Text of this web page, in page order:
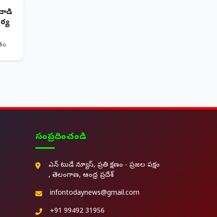
సంప్రదించండి
ఎన్ టుడే న్యూస్, ప్రతి క్షణం - ప్రజల పక్షం
, తెలంగాణ, ఆంధ్ర ప్రదేశ్
infontodaynews@gmail.com
+91 99492 31956